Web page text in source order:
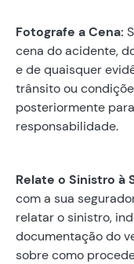
Fotografe a Cena:
cena do acidente,
e de quaisquer
trânsito ou
posteriormente
responsabilidade.
Relate o Sinistro à
com a sua
relatar o sinistro,
documentação do
sobre como